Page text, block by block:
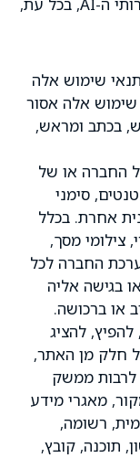
שימוש אלה
אלה אסור
בכתב ומראש,
של החברה או של
סימני
אחרת. בכלל
צילומי מסך,
החברה לכל
בגישה אליה
או ברכושה.
להציג
חלק מן האתר,
לרבות ממשק
מאגרי מידע
רשומה,
תוכנה, קובץ,